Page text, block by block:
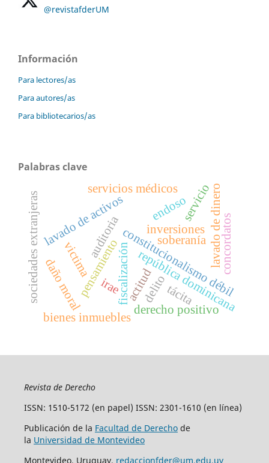
@revistafderUM
Información
Para lectores/as
Para autores/as
Para bibliotecarios/as
Palabras clave
constitucionalismo débil
república dominicana
fiscalización
auditoria soberanía
pensamientoactitud
lavado de activos lavado de dinero
delito
daño moral
servicios médicos
derecho positivo
inversiones
sociedades extranjeras irae tácita
bienes inmuebles
concordatos
servicio
endoso
victima
Revista de Derecho
ISSN: 1510-5172 (en papel) ISSN: 2301-1610 (en línea)
Publicación de la Facultad de Derechode
la Universidad de Montevideo
Montevideo, Uruguay. redaccionfder@um.edu.uy